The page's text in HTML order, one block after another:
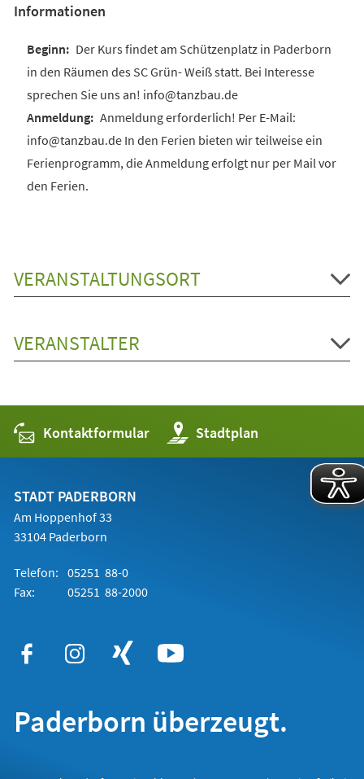
Informationen
Der Kurs findet am Schützenplatz in Paderborn
in den Räumen des SC Grün- Weiß statt. Bei Interesse
sprechen Sie uns an! info@tanzbau.de
Anmeldung erforderlich! Per E-Mail:
info@tanzbau.de In den Ferien bieten wir teilweise ein
Ferienprogramm, die Anmeldung erfolgt nur per Mail vor
den Ferien.
VERANSTALTUNGSORT
VERANSTALTER
Kontaktformular Stadtplan
(Öffnet
in
einem
STADT PADERBORN
Am Hoppenhof 33
33104 Paderborn
Telefon: 05251 88-0
Fax:
05251 88-2000
Paderborn überzeugt.